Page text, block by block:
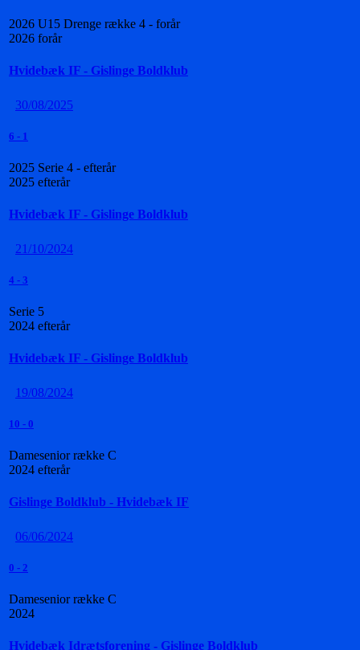
2026 U15 Drenge række 4 - forår
2026 forår
Hvidebæk IF - Gislinge Boldklub
30/08/2025
6 - 1
2025 Serie 4 - efterår
2025 efterår
Hvidebæk IF - Gislinge Boldklub
21/10/2024
4 - 3
Serie 5
2024 efterår
Hvidebæk IF - Gislinge Boldklub
19/08/2024
10 - 0
Damesenior række C
2024 efterår
Gislinge Boldklub - Hvidebæk IF
06/06/2024
0 - 2
Damesenior række C
2024
Hvidebæk Idrætsforening - Gislinge Boldklub